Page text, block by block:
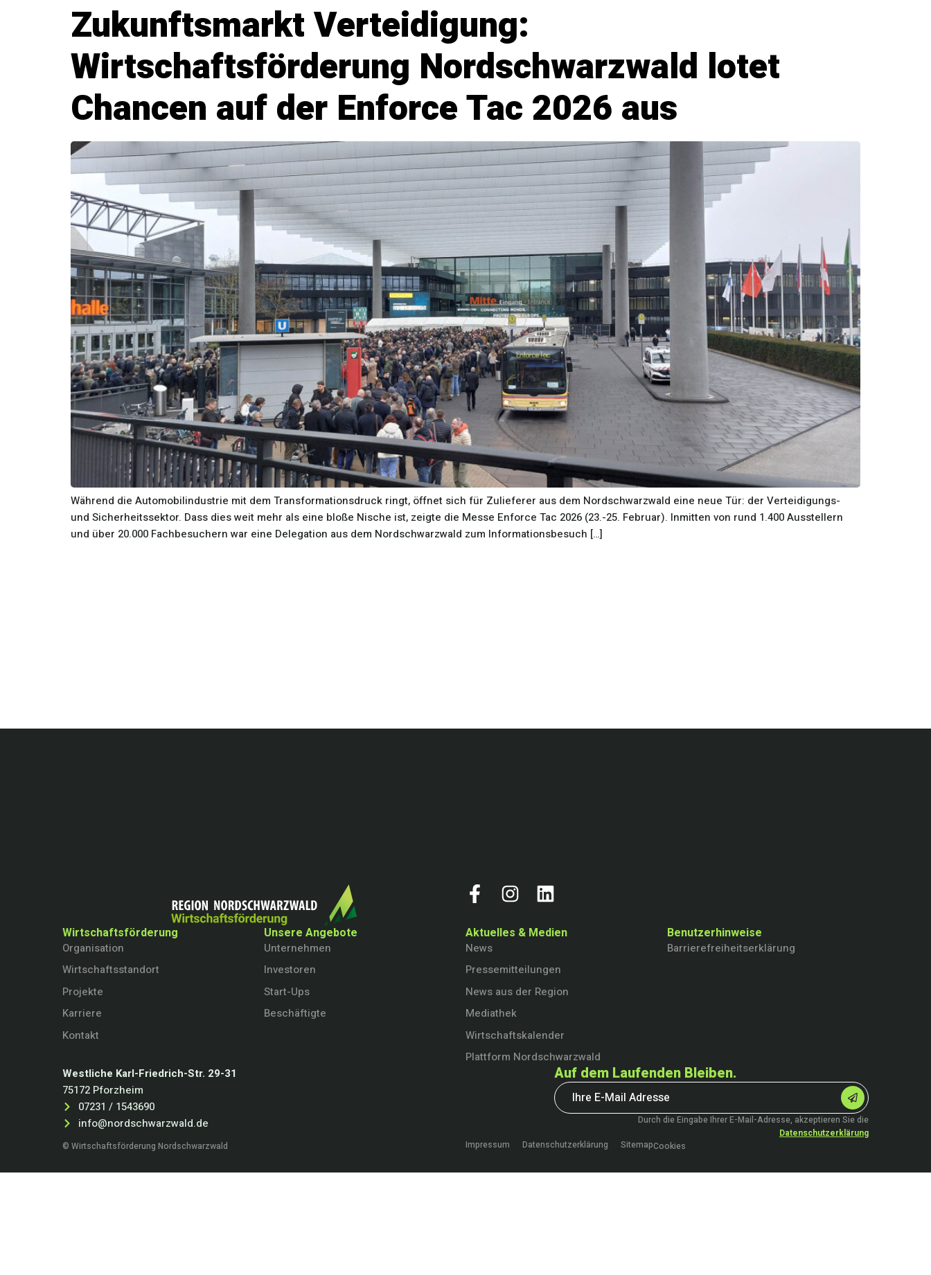
Zukunftsmarkt Verteidigung:
Wirtschaftsförderung Nordschwarzwald lotet
Chancen auf der Enforce Tac 2026 aus
Während die Automobilindustrie mit dem Transformationsdruck ringt, öffnet sich für Zulieferer aus dem Nordschwarzwald eine neue Tür: der Verteidigungs-
und Sicherheitssektor. Dass dies weit mehr als eine bloße Nische ist, zeigte die Messe Enforce Tac 2026 (23.-25. Februar). Inmitten von rund 1.400 Ausstellern
und über 20.000 Fachbesuchern war eine Delegation aus dem Nordschwarzwald zum Informationsbesuch […]
Wirtschaftsförderung
Organisation
Wirtschaftsstandort
Projekte
Karriere
Kontakt
Unsere Angebote
Unternehmen
Investoren
Start-Ups
Beschäftigte
Aktuelles & Medien
News
Pressemitteilungen
News aus der Region
Mediathek
Wirtschaftskalender
Plattform Nordschwarzwald
Benutzerhinweise
Barrierefreiheitserklärung
Westliche Karl-Friedrich-Str. 29-31
75172 Pforzheim
07231 / 1543690
info@nordschwarzwald.de
Auf dem Laufenden Bleiben.
Durch die Eingabe Ihrer E-Mail-Adresse, akzeptieren Sie die
Datenschutzerklärung
© Wirtschaftsförderung Nordschwarzwald
Impressum Datenschutzerklärung SitemapCookies